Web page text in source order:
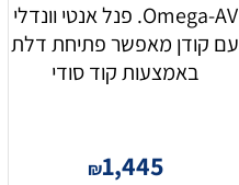
Omega-AV. פנל אנטי וונדלי
עם קודן מאפשר פתיחת דלת
באמצעות קוד סודי
₪1,445